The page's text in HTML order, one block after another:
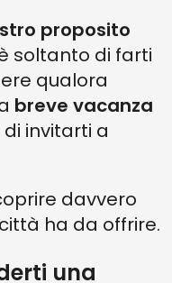
proposito
soltanto di farti
qualora
breve vacanza
invitarti a
davvero
ha da offrire.
una